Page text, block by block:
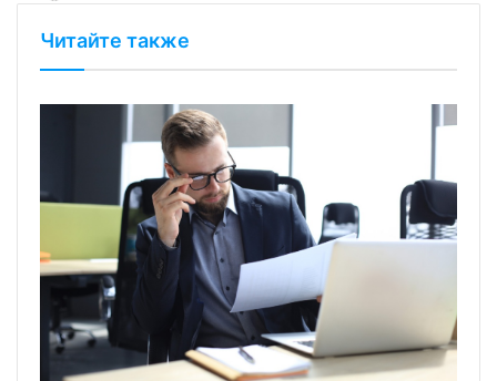
Читайте также